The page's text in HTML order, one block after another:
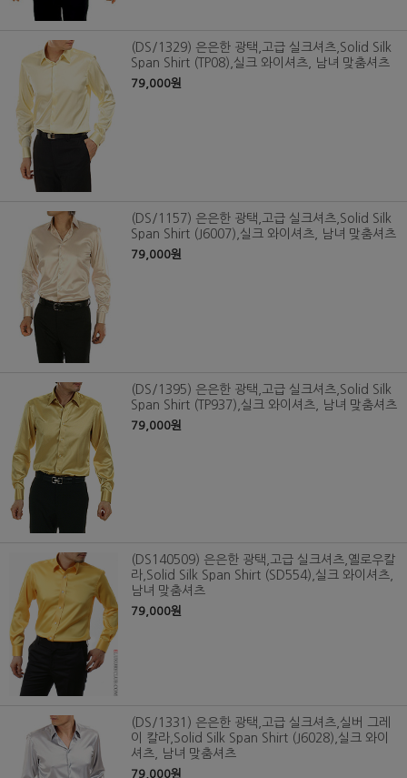
(DS/1329) 은은한 광택,고급 실크셔츠,Solid Silk
Span Shirt (TP08),실크 와이셔츠, 남녀 맞춤셔츠
79,000원
(DS/1157) 은은한 광택,고급 실크셔츠,Solid Silk
Span Shirt (J6007),실크 와이셔츠, 남녀 맞춤셔츠
79,000원
(DS/1395) 은은한 광택,고급 실크셔츠,Solid Silk
Span Shirt (TP937),실크 와이셔츠, 남녀 맞춤셔츠
79,000원
(DS140509) 은은한 광택,고급 실크셔츠,옐로우칼
라,Solid Silk Span Shirt (SD554),실크 와이셔츠,
남녀 맞춤셔츠
79,000원
(DS/1331) 은은한 광택,고급 실크셔츠,실버 그레
이 칼라,Solid Silk Span Shirt (J6028),실크 와이
셔츠, 남녀 맞춤셔츠
79,000원